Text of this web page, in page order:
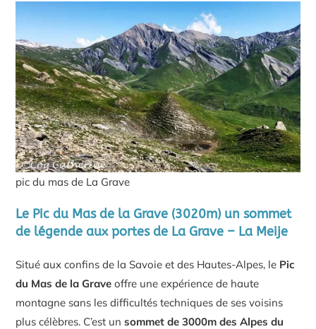
pic du mas de La Grave
Le Pic du Mas de la Grave (3020m) un sommet
de légende aux portes de La Grave – La Meije
Situé aux confins de la Savoie et des Hautes-Alpes, le Pic
du Mas de la Grave offre une expérience de haute
montagne sans les difficultés techniques de ses voisins
plus célèbres. C’est unsommet de 3000m des Alpes du